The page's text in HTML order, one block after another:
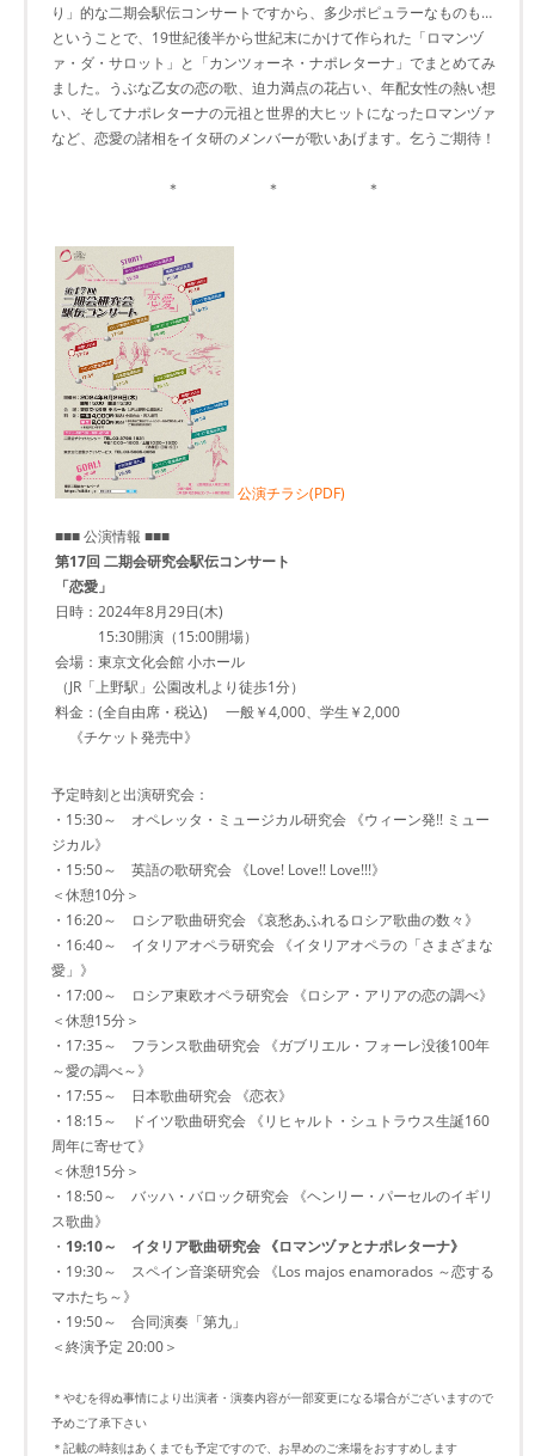
り」的な二期会駅伝コンサートですから、多少ポピュラーなものも…
ということで、19世紀後半から世紀末にかけて作られた「ロマンヅ
ァ・ダ・サロット」と「カンツォーネ・ナポレターナ」でまとめてみ
ました。うぶな乙女の恋の歌、迫力満点の花占い、年配女性の熱い想
い、そしてナポレターナの元祖と世界的大ヒットになったロマンヅァ
など、恋愛の諸相をイタ研のメンバーが歌いあげます。乞うご期待！
＊ ＊ ＊
公演チラシ(PDF)
■■■ 公演情報 ■■■
第17回 二期会研究会駅伝コンサート
「恋愛」
日時：2024年8月29日(木)
15:30開演（15:00開場）
会場：東京文化会館 小ホール
（JR「上野駅」公園改札より徒歩1分）
料金：(全自由席・税込) 一般￥4,000、学生￥2,000
《チケット発売中》
予定時刻と出演研究会：
・15:30～ オペレッタ・ミュージカル研究会 《ウィーン発!! ミュー
ジカル》
・15:50～ 英語の歌研究会 《Love! Love!! Love!!!》
＜休憩10分＞
・16:20～ ロシア歌曲研究会 《哀愁あふれるロシア歌曲の数々》
・16:40～ イタリアオペラ研究会 《イタリアオペラの「さまざまな
愛」》
・17:00～ ロシア東欧オペラ研究会 《ロシア・アリアの恋の調べ》
＜休憩15分＞
・17:35～ フランス歌曲研究会 《ガブリエル・フォーレ没後100年
～愛の調べ～》
・17:55～ 日本歌曲研究会 《恋衣》
・18:15～ ドイツ歌曲研究会 《リヒャルト・シュトラウス生誕160
周年に寄せて》
＜休憩15分＞
・18:50～ バッハ・バロック研究会 《ヘンリー・パーセルのイギリ
ス歌曲》
・ 19:10～ イタリア歌曲研究会 《ロマンヅァとナポレターナ》
・19:30～ スペイン音楽研究会 《Los majos enamorados ～恋する
マホたち～》
・19:50～ 合同演奏「第九」
＜終演予定 20:00＞
＊やむを得ぬ事情により出演者・演奏内容が一部変更になる場合がございますので
予めご了承下さい
＊記載の時刻はあくまでも予定ですので、お早めのご来場をおすすめします